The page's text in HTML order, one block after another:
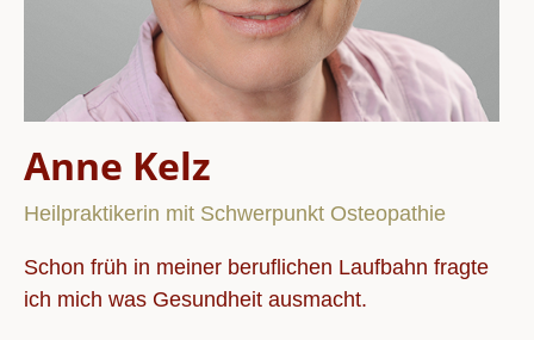
Anne Kelz
Heilpraktikerin mit Schwerpunkt Osteopathie
Schon früh in meiner beruflichen Laufbahn fragte
ich mich was Gesundheit ausmacht.